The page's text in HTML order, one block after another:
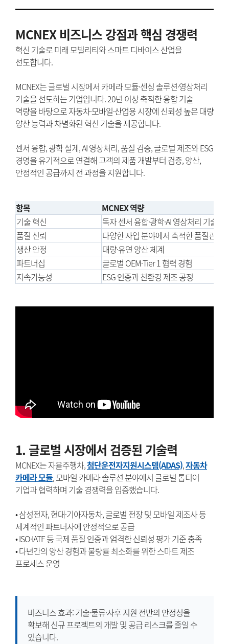
MCNEX 비즈니스 강점과 핵심 경쟁력
혁신 기술로 미래 모빌리티와 스마트 디바이스 산업을
선도합니다.
MCNEX는 글로벌 시장에서 카메라 모듈·센싱 솔루션·영상처리
기술을 선도하는 기업입니다. 20년 이상 축적한 융합 기술
역량을 바탕으로 자동차·모바일·산업용 시장에 신뢰성 높은 대량
양산 능력과 차별화된 혁신 기술을 제공합니다.
센서 융합, 광학 설계, AI 영상처리, 품질 검증, 글로벌 제조와 ESG
경영을 유기적으로 연결해 고객의 제품 개발부터 검증, 양산,
안정적인 공급까지 전 과정을 지원합니다.
항목
MCNEX 역량
기술 혁신
독자 센서 융합·광학·AI 영상처리 기술
품질 신뢰
다양한 사업 분야에서 축적한 품질관리
생산 안정
대량·유연 양산 체계
파트너십
글로벌 OEM·Tier 1 협력 경험
지속가능성
ESG 인증과 친환경 제조 공정
1. 글로벌 시장에서 검증된 기술력
MCNEX는 자율주행차,첨단운전자지원시스템(ADAS),자동차
카메라 모듈, 모바일 카메라 솔루션 분야에서 글로벌 톱티어
기업과 협력하며 기술 경쟁력을 입증했습니다.
• 삼성전자, 현대·기아자동차, 글로벌 전장 및 모바일 제조사 등
세계적인 파트너사에 안정적으로 공급
• ISO·IATF 등 국제 품질 인증과 엄격한 신뢰성 평가 기준 충족
• 다년간의 양산 경험과 불량률 최소화를 위한 스마트 제조
프로세스 운영
비즈니스 효과: 기술·물류·사후 지원 전반의 안정성을
확보해 신규 프로젝트의 개발 및 공급 리스크를 줄일 수
있습니다.